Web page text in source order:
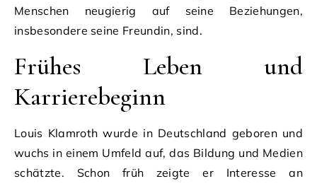
Menschen neugierig auf seine Beziehungen,
insbesondere seine Freundin, sind.
Frühes Leben und
Karrierebeginn
Louis Klamroth wurde in Deutschland geboren und
wuchs in einem Umfeld auf, das Bildung und Medien
schätzte. Schon früh zeigte er Interesse an